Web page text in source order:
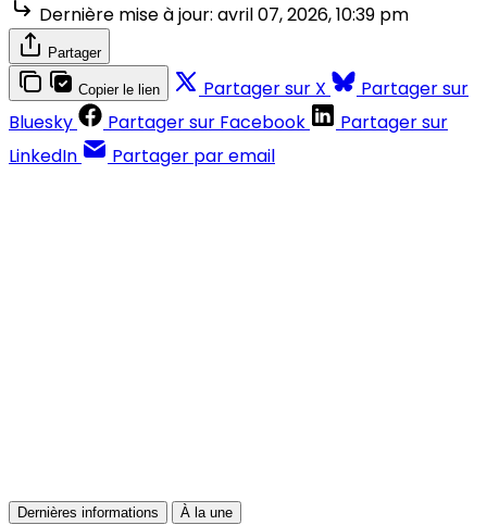
Dernière mise à jour: avril 07, 2026, 10:39 pm
Partager
Copier le lien Partager sur X
Partager sur
Bluesky
Partager sur Facebook
Partager sur
LinkedIn
Partager par email
Dernières informations À la une